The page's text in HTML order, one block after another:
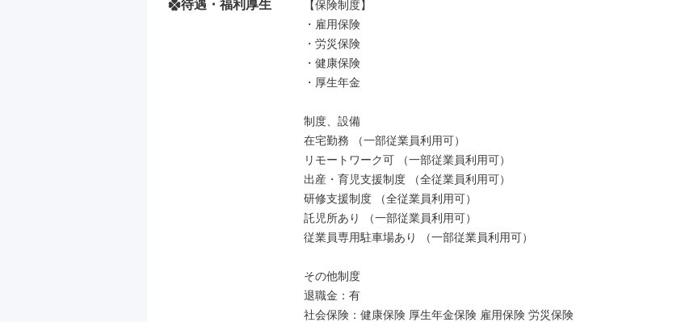
待遇・福利厚生
【保険制度】
・雇用保険
・労災保険
・健康保険
・厚生年金
制度、設備
在宅勤務 （一部従業員利用可）
リモートワーク可 （一部従業員利用可）
出産・育児支援制度 （全従業員利用可）
研修支援制度 （全従業員利用可）
託児所あり （一部従業員利用可）
従業員専用駐車場あり （一部従業員利用可）
その他制度
退職金：有
社会保険：健康保険 厚生年金保険 雇用保険 労災保険